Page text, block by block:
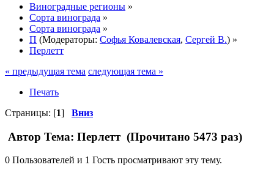
Виноградные регионы »
Сорта винограда »
Сорта винограда »
П (Модераторы: Софья Ковалевская, Сергей В.) »
Перлетт
« предыдущая тема следующая тема »
Печать
Страницы: [1] Вниз
Автор Тема: Перлетт (Прочитано 5473 раз)
0 Пользователей и 1 Гость просматривают эту тему.